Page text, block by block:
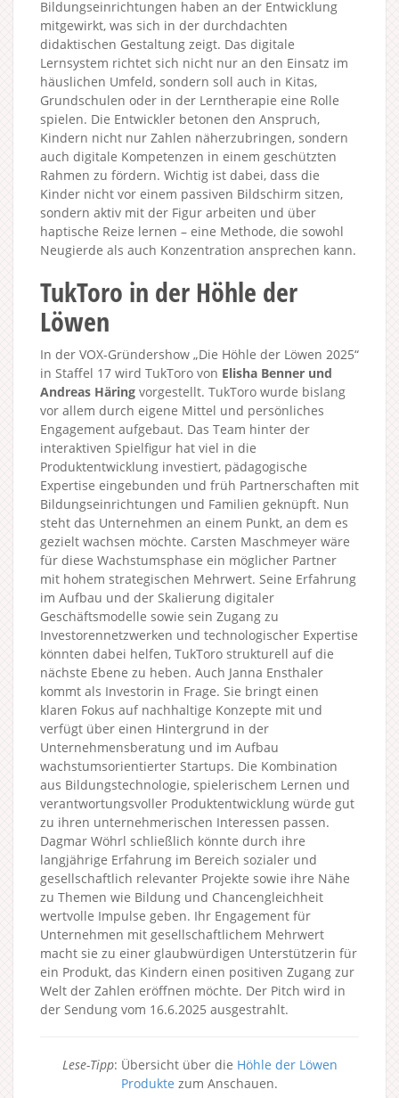
Bildungseinrichtungen haben an der Entwicklung
mitgewirkt, was sich in der durchdachten
didaktischen Gestaltung zeigt. Das digitale
Lernsystem richtet sich nicht nur an den Einsatz im
häuslichen Umfeld, sondern soll auch in Kitas,
Grundschulen oder in der Lerntherapie eine Rolle
spielen. Die Entwickler betonen den Anspruch,
Kindern nicht nur Zahlen näherzubringen, sondern
auch digitale Kompetenzen in einem geschützten
Rahmen zu fördern. Wichtig ist dabei, dass die
Kinder nicht vor einem passiven Bildschirm sitzen,
sondern aktiv mit der Figur arbeiten und über
haptische Reize lernen – eine Methode, die sowohl
Neugierde als auch Konzentration ansprechen kann.
TukToro in der Höhle der
Löwen
In der VOX-Gründershow „Die Höhle der Löwen 2025“
in Staffel 17 wird TukToro von Elisha Benner und
Andreas Häring vorgestellt. TukToro wurde bislang
vor allem durch eigene Mittel und persönliches
Engagement aufgebaut. Das Team hinter der
interaktiven Spielfigur hat viel in die
Produktentwicklung investiert, pädagogische
Expertise eingebunden und früh Partnerschaften mit
Bildungseinrichtungen und Familien geknüpft. Nun
steht das Unternehmen an einem Punkt, an dem es
gezielt wachsen möchte. Carsten Maschmeyer wäre
für diese Wachstumsphase ein möglicher Partner
mit hohem strategischen Mehrwert. Seine Erfahrung
im Aufbau und der Skalierung digitaler
Geschäftsmodelle sowie sein Zugang zu
Investorennetzwerken und technologischer Expertise
könnten dabei helfen, TukToro strukturell auf die
nächste Ebene zu heben. Auch Janna Ensthaler
kommt als Investorin in Frage. Sie bringt einen
klaren Fokus auf nachhaltige Konzepte mit und
verfügt über einen Hintergrund in der
Unternehmensberatung und im Aufbau
wachstumsorientierter Startups. Die Kombination
aus Bildungstechnologie, spielerischem Lernen und
verantwortungsvoller Produktentwicklung würde gut
zu ihren unternehmerischen Interessen passen.
Dagmar Wöhrl schließlich könnte durch ihre
langjährige Erfahrung im Bereich sozialer und
gesellschaftlich relevanter Projekte sowie ihre Nähe
zu Themen wie Bildung und Chancengleichheit
wertvolle Impulse geben. Ihr Engagement für
Unternehmen mit gesellschaftlichem Mehrwert
macht sie zu einer glaubwürdigen Unterstützerin für
ein Produkt, das Kindern einen positiven Zugang zur
Welt der Zahlen eröffnen möchte. Der Pitch wird in
der Sendung vom 16.6.2025 ausgestrahlt.
Lese-Tipp: Übersicht über die Höhle der Löwen
Produkte zum Anschauen.